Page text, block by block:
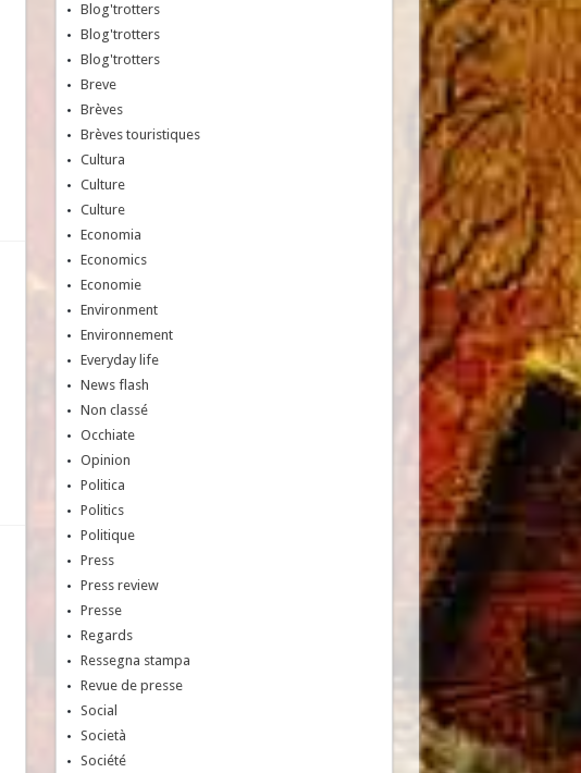
Blog'trotters
Blog'trotters
Blog'trotters
Breve
Brèves
Brèves touristiques
Cultura
Culture
Culture
Economia
Economics
Economie
Environment
Environnement
Everyday life
News flash
Non classé
Occhiate
Opinion
Politica
Politics
Politique
Press
Press review
Presse
Regards
Ressegna stampa
Revue de presse
Social
Società
Société